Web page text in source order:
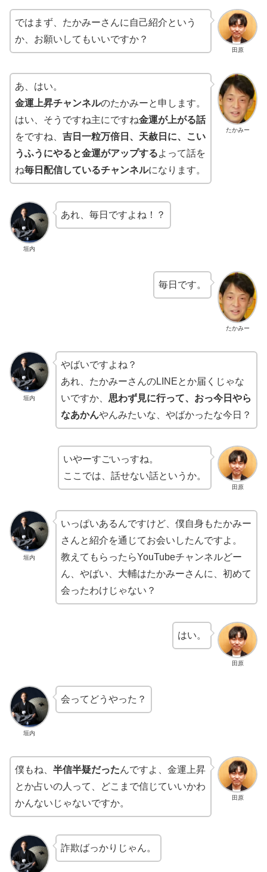
田原
ではまず、たかみーさんに自己紹介という
か、お願いしてもいいですか？
たかみー
あ、はい。
金運上昇チャンネルのたかみーと申します。
はい、そうですね主にですね金運が上がる話
をですね、 吉日一粒万倍日、天赦日に、こい
うふうにやると金運がアップするよって話を
ね毎日配信しているチャンネルになります。
垣内
あれ、毎日ですよね！？
たかみー
毎日です。
垣内
やばいですよね？
あれ、たかみーさんのLINEとか届くじゃな
いですか、 思わず見に行って、おっ今日やら
なあかんやんみたいな、やばかったな今日？
田原
いやーすごいっすね。
ここでは、話せない話というか。
垣内
いっぱいあるんですけど、僕自身もたかみー
さんと紹介を通じてお会いしたんですよ。
教えてもらったらYouTubeチャンネルどー
ん、やばい、大輔はたかみーさんに、初めて
会ったわけじゃない？
田原
はい。
垣内
会ってどうやった？
田原
僕もね、 半信半疑だったんですよ、金運上昇
とか占いの人って、どこまで信じていいかわ
かんないじゃないですか。
詐欺ばっかりじゃん。